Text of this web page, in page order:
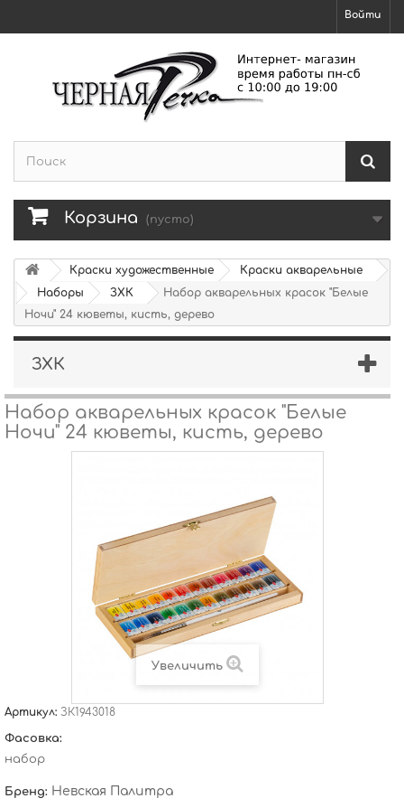
Войти
Корзина (пусто)
Краски художественные
Краски акварельные
Наборы
ЗХК
Набор акварельных красок "Белые
Ночи" 24 кюветы, кисть, дерево
ЗХК
Набор акварельных красок "Белые
Ночи" 24 кюветы, кисть, дерево
Увеличить
Артикул: ЗК1943018
Фасовка:
набор
Бренд: Невская Палитра